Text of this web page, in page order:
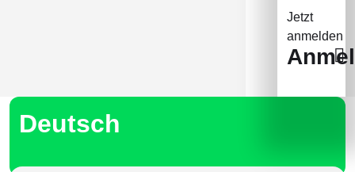
Jetzt
anmelden
Deutsch